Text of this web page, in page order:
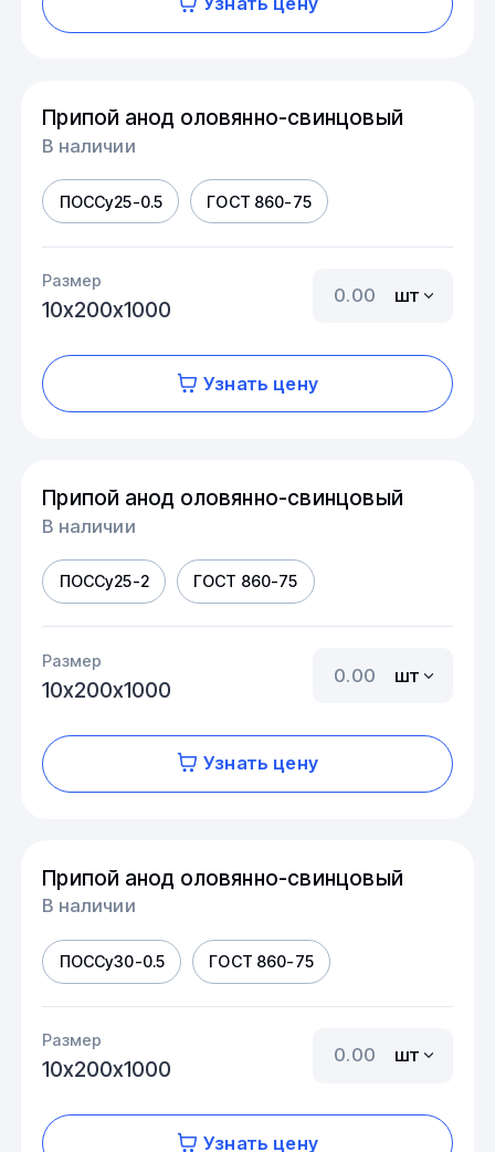
Припой анод оловянно-свинцовый
В наличии
ПОССу25-0.5 ГОСТ 860-75
Размер
10х200х1000
шт
Узнать цену
Припой анод оловянно-свинцовый
В наличии
ПОССу25-2 ГОСТ 860-75
Размер
10х200х1000
шт
Узнать цену
Припой анод оловянно-свинцовый
В наличии
ПОССу30-0.5 ГОСТ 860-75
Размер
10х200х1000
шт
Узнать цену